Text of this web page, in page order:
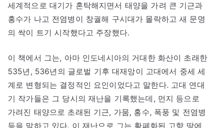
세계적으로 대기가 혼탁해지면서 태양을 가려 큰 기근과
홍수가 나고 전염병이 창궐해 구시대가 몰락하고 새 문명
의 싹이 트기 시작했다고 주장했다.
이 책에서 그는, 아마 인도네시아의 거대한 화산이 초래한
535년, 536년의 글로벌 기후 대재앙이 고대에서 중세 세
계로 변형되는 결정적인 요인이었다고 말한다. 고대 연대
기 작가들은 그 당시의 재난을 기록했는데, 먼지 등으로
가려진 태양으로 초래된 기근, 가뭄, 홍수, 폭풍 및 전염병
등을 말하고 있다. 이 재난으로 그는 황폐화된 고향 땅에